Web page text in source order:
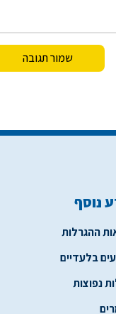
נוסף
ההגרלות
בלעדיים
נפוצות